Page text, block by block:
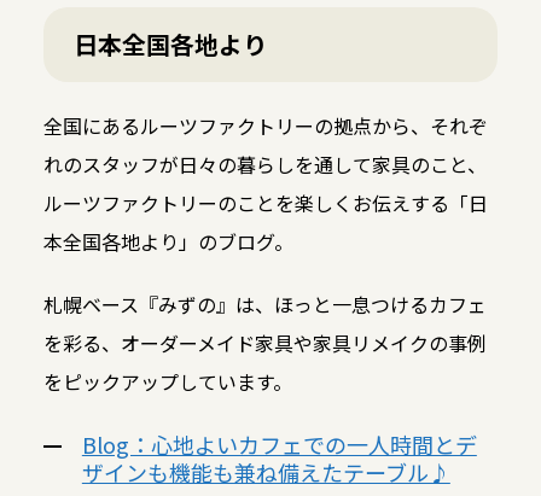
日本全国各地より
全国にあるルーツファクトリーの拠点から、それぞ
れのスタッフが日々の暮らしを通して家具のこと、
ルーツファクトリーのことを楽しくお伝えする「日
本全国各地より」のブログ。
札幌ベース『みずの』は、ほっと一息つけるカフェ
を彩る、オーダーメイド家具や家具リメイクの事例
をピックアップしています。
Blog：心地よいカフェでの一人時間とデ
ザインも機能も兼ね備えたテーブル♪